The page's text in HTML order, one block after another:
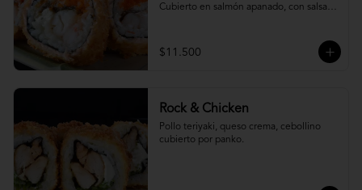
Cubierto en salmón apanado, con salsa
$11.500
Rock & Chicken
Pollo teriyaki, queso crema, cebollino
cubierto por panko.